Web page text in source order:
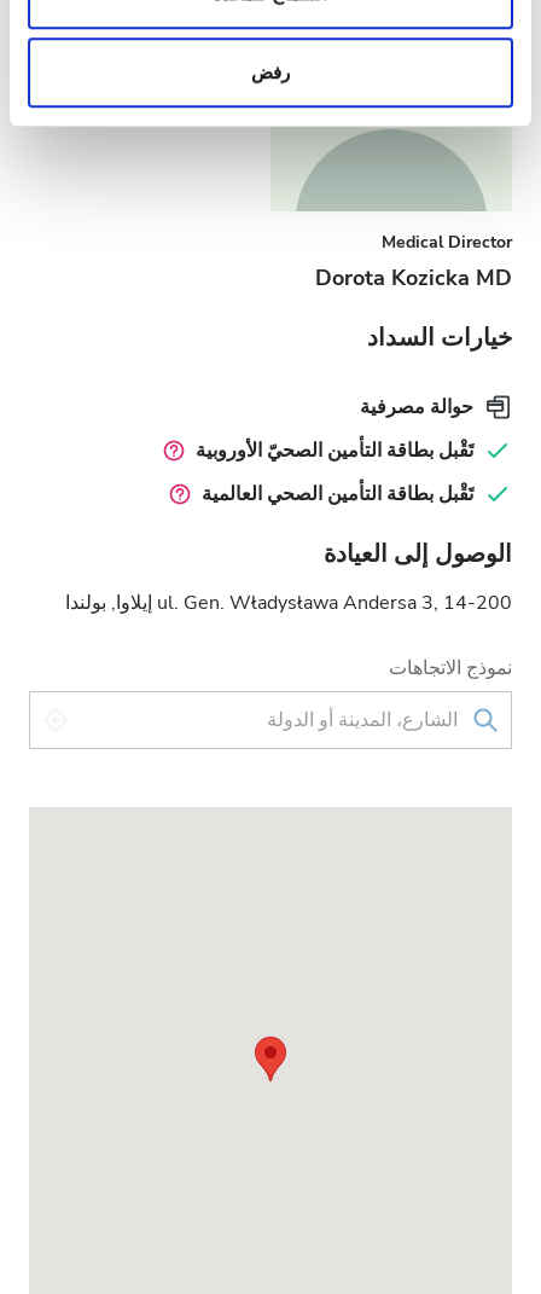
إضافة هذه المعلومات إلى معلومات أخرى تقدمها لهم أو
معلومات أخرى يحصلون عليها من استخدامك لخدماتهم.
رفض
Medical Director
Dorota Kozicka MD
خيارات السداد
حوالة مصرفية
تَقْبل بطاقة التأمين الصحيّ الأوروبية
تَقْبل بطاقة التأمين الصحي العالمية
الوصول إلى العيادة
ul. Gen. Władysława Andersa 3, 14-200 إيلاوا, بولندا
نموذج الاتجاهات